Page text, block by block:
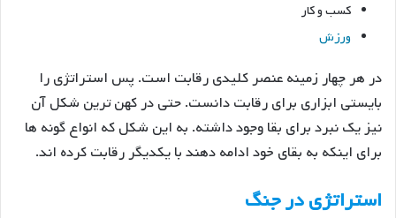
کسب و کار
ورزش
در هر چهار زمینه عنصر کلیدی رقابت است. پس استراتژی را
بایستی ابزاری برای رقابت دانست. حتی در کهن ترین شکل آن
نیز یک نبرد برای بقا وجود داشته. به این شکل که انواع گونه ها
برای اینکه به بقای خود ادامه دهند با یکدیگر رقابت کرده اند.
استراتژی در جنگ